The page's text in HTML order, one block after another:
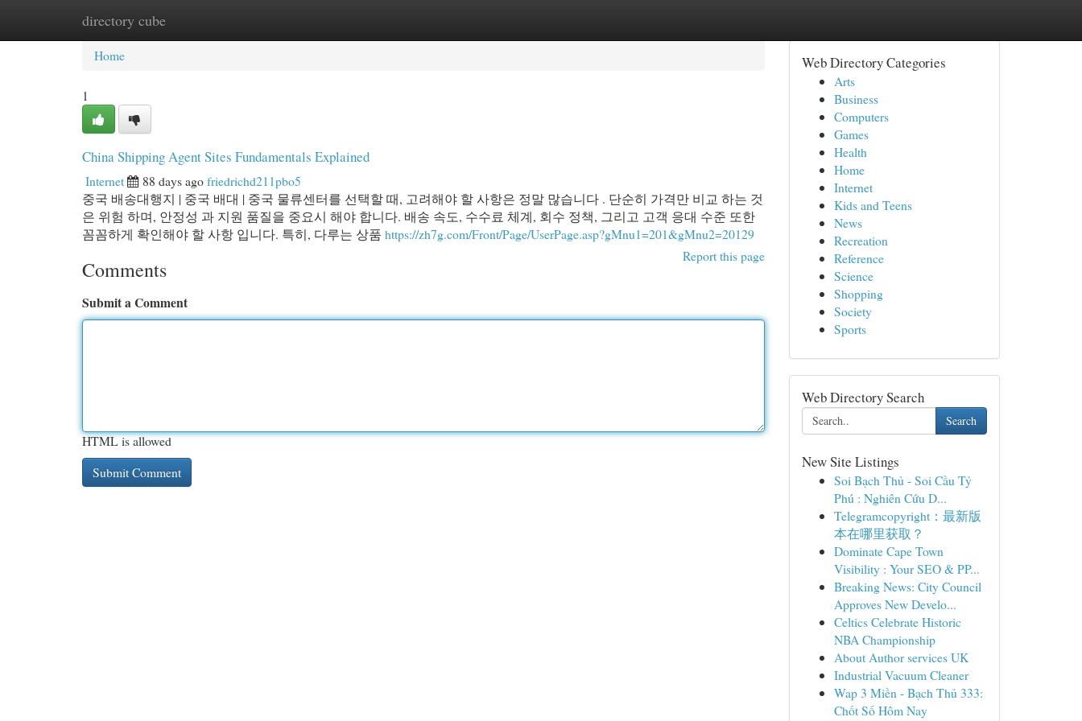
directory cube
Home New Site Listings
Home
1
China Shipping Agent Sites Fundamentals Explained
Internet 88 days agofriedrichd211pbo5
중국 배송대행지 | 중국 배대 | 중국 물류센터를 선택할 때, 고려해야 할 사항은 정말 많습니다 . 단순히 가격만 비교 하는 것
은 위험 하며, 안정성 과 지원 품질을 중요시 해야 합니다. 배송 속도, 수수료 체계, 회수 정책, 그리고 고객 응대 수준 또한
꼼꼼하게 확인해야 할 사항 입니다. 특히, 다루는 상품 https://zh7g.com/Front/Page/UserPage.asp?gMnu1=201&gMnu2=20129
Report this page
Comments
Submit a Comment
HTML is allowed
Web Directory Categories
Arts
Business
Computers
Games
Health
Home
Internet
Kids and Teens
News
Recreation
Reference
Science
Shopping
Society
Sports
Web Directory Search
Search
New Site Listings
Soi Bạch Thủ - Soi Cầu Tỷ
Phú : Nghiên Cứu D...
Telegramcopyright：最新版
本在哪里获取？
Dominate Cape Town
Visibility : Your SEO & PP...
Breaking News: City Council
Approves New Develo...
Celtics Celebrate Historic
NBA Championship
About Author services UK
Industrial Vacuum Cleaner
Wap 3 Miền - Bạch Thủ 333:
Chốt Số Hôm Nay